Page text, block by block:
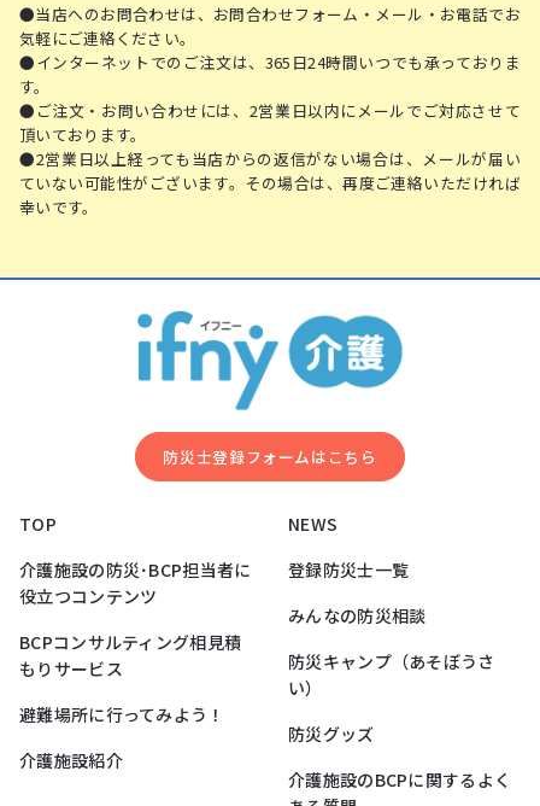
●当店へのお問合わせは、お問合わせフォーム・メール・お電話でお
気軽にご連絡ください。
●インターネットでのご注文は、365日24時間いつでも承っておりま
す。
●ご注文・お問い合わせには、2営業日以内にメールでご対応させて
頂いております。
●2営業日以上経っても当店からの返信がない場合は、メールが届い
ていない可能性がございます。その場合は、再度ご連絡いただければ
幸いです。
防災⼠登録フォームはこちら
TOP
介護施設の防災･BCP担当者に
役立つコンテンツ
BCPコンサルティング相見積
もりサービス
避難場所に行ってみよう！
介護施設紹介
NEWS
登録防災士一覧
みんなの防災相談
防災キャンプ（あそぼうさ
い）
防災グッズ
介護施設のBCPに関するよく